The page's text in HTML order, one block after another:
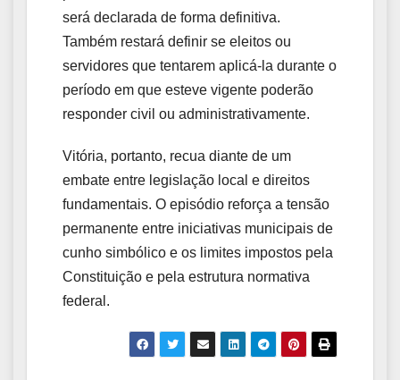
será declarada de forma definitiva.
Também restará definir se eleitos ou
servidores que tentarem aplicá-la durante o
período em que esteve vigente poderão
responder civil ou administrativamente.
Vitória, portanto, recua diante de um
embate entre legislação local e direitos
fundamentais. O episódio reforça a tensão
permanente entre iniciativas municipais de
cunho simbólico e os limites impostos pela
Constituição e pela estrutura normativa
federal.